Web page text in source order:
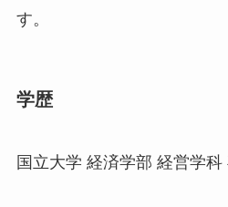
す。
学歴
国立大学 経済学部 経営学科